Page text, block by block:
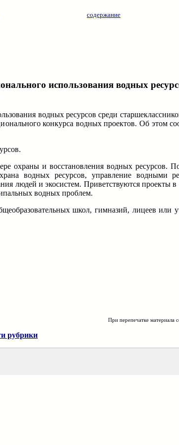
содержание
использования водных
водных ресурсов среди
конкурса водных проектов. Об этом
охраны и восстановления водных ресурсов.
водных ресурсов, управление водными
людей и экосистем. Приветствуются проекты в
водных проблем.
школ, гимназий, лицеев или
При перепечатке материала
рубрики